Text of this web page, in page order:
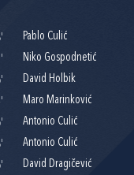
Pablo Culić
Niko Gospodnetić
David Holbik
Maro Marinković
Antonio Culić
Antonio Culić
David Dragičević